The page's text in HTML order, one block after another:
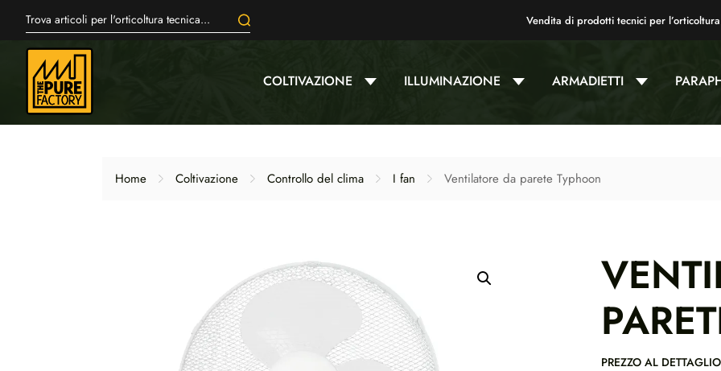
Vendita di prodotti tecnici per l’orticoltura
COLTIVAZIONE ILLUMINAZIONE ARMADIETTI
Home Coltivazione Controllo del clima I fan Ventilatore da parete Typhoon
PREZZO AL